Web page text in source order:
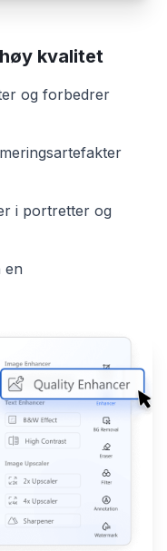
kvalitet
og forbedrer
i portretter og
en